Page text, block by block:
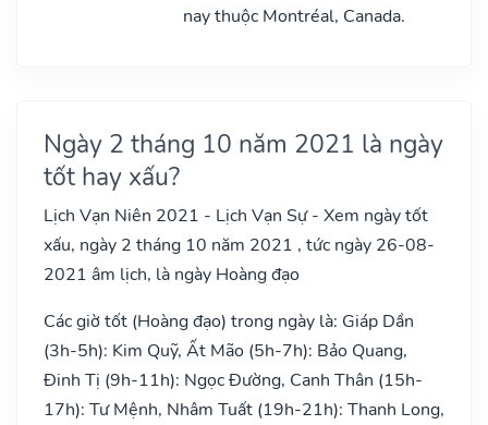
nay thuộc Montréal, Canada.
Ngày 2 tháng 10 năm 2021 là ngày
tốt hay xấu?
Lịch Vạn Niên 2021 - Lịch Vạn Sự - Xem ngày tốt
xấu, ngày 2 tháng 10 năm 2021 , tức ngày 26-08-
2021 âm lịch, là ngày Hoàng đạo
Các giờ tốt (Hoàng đạo) trong ngày là: Giáp Dần
(3h-5h): Kim Quỹ, Ất Mão (5h-7h): Bảo Quang,
Đinh Tị (9h-11h): Ngọc Đường, Canh Thân (15h-
17h): Tư Mệnh, Nhâm Tuất (19h-21h): Thanh Long,